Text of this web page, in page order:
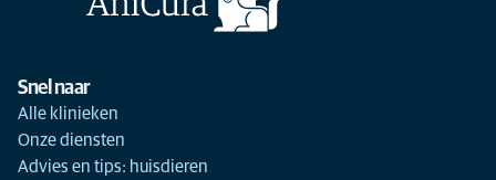
Snel naar
Alle klinieken
Onze diensten
Advies en tips: huisdieren